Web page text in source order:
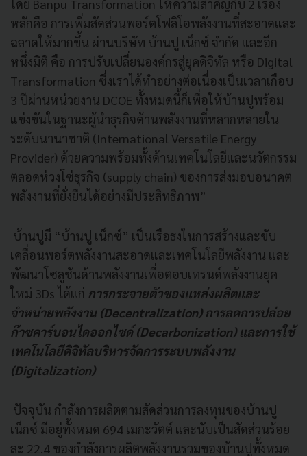
โดย Banpu Transformation ให้ความสำคัญกับ 2 เรื่อง
หลักคือ การเพิ่มสัดส่วนพอร์ตโฟลิโอพลังงานที่สะอาดและ
ฉลาดให้มากขึ้น ผ่านบริษัท บ้านปู เน็กซ์ จำกัด และอีก
หนึ่งมิติ คือ การปรับเปลี่ยนองค์กรสู่ยุคดิจิทัล หรือ Digital
Transformation ซึ่งเราได้ทำอย่างต่อเนื่องเป็นเวลาเกือบ
3 ปีผ่านหน่วยงาน DCOE ทั้งหมดนี้ก็เพื่อให้บ้านปูพร้อม
แข่งขันในฐานะผู้นำธุรกิจด้านพลังงานที่หลากหลายใน
ระดับนานาชาติ (International Versatile Energy
Provider) ด้วยความพร้อมทั้งด้านเทคโนโลยีและนวัตกรรม
ตลอดห่วงโซ่ธุรกิจ (supply chain) ของการส่งมอบอนาคต
พลังงานที่ยั่งยืนได้อย่างมีประสิทธิภาพ”
บ้านปูมี “บ้านปู เน็กซ์” เป็นเรือธงในการสร้างและขับ
เคลื่อนพอร์ตพลังงานสะอาดและเทคโนโลยีพลังงาน และ
พัฒนาโซลูชันด้านพลังงานเพื่อตอบเทรนด์พลังงานยุค
ใหม่ 3Ds ได้แก่ การกระจายตัวของแหล่งผลิตและ
จำหน่ายพลังงาน (Decentralization) การลดการปล่อย
ก๊าซคาร์บอนไดออกไซด์ (Decarbonization) และการใช้
เทคโนโลยีดิจิทัลบริหารจัดการระบบพลังงาน
(Digitalization)
ปัจจุบัน กำลังการผลิตตามสัดส่วนการลงทุนของบ้านปู
เน็กซ์ มีอยู่ทั้งหมด 694 เมกะวัตต์ และนับเป็นสัดส่วนร้อย
ละ 22.4 ของกำลังการผลิตพลังงานรวมของบ้านปูทั้งหมด